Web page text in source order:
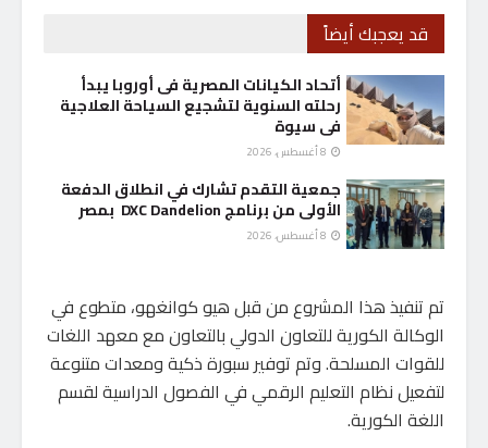
قد يعجبك أيضاً
أتحاد الكيانات المصرية فى أوروبا يبدأ
رحلته السنوية لتشجيع السياحة العلاجية
فى سيوة
جمعية التقدم تشارك في انطلاق الدفعة
الأولى من برنامج DXC Dandelion بمصر
تم تنفيذ هذا المشروع من قبل هيو كوانغهو، متطوع في
الوكالة الكورية للتعاون الدولي بالتعاون مع معهد اللغات
للقوات المسلحة. وتم توفير سبورة ذكية ومعدات متنوعة
لتفعيل نظام التعليم الرقمي في الفصول الدراسية لقسم
اللغة الكورية.